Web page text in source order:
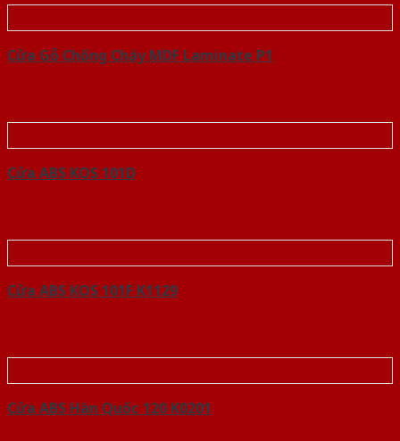
Cửa Gỗ Chống Cháy MDF Laminate P1
Cửa ABS KOS 101D
Cửa ABS KOS 101F K1129
Cửa ABS Hàn Quốc 120 K0201